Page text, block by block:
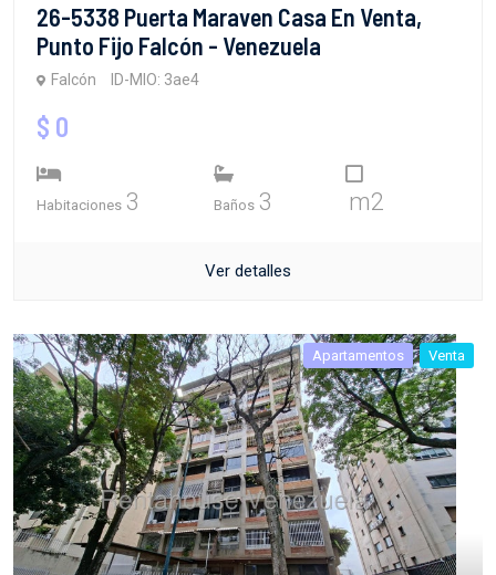
26-5338 Puerta Maraven Casa En Venta,
Punto Fijo Falcón - Venezuela
Falcón ID-MIO: 3ae4
$ 0
Habitaciones 3 Baños 3 m2
Ver detalles
Apartamentos Venta